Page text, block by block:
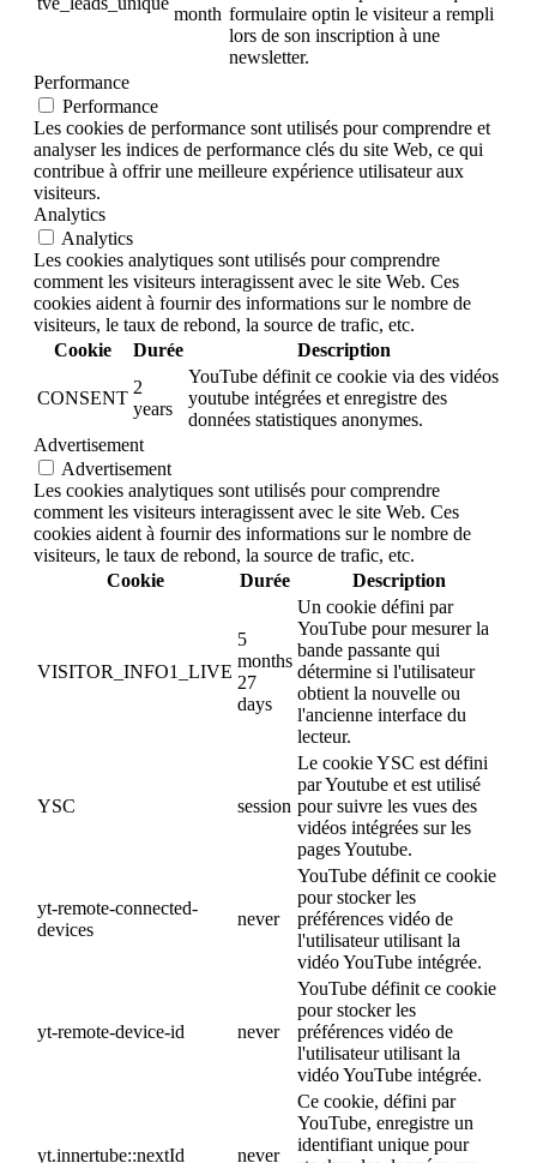
month formulaire optin le visiteur a rempli
lors de son inscription à une
newsletter.
Performance
Performance
Les cookies de performance sont utilisés pour comprendre et
analyser les indices de performance clés du site Web, ce qui
contribue à offrir une meilleure expérience utilisateur aux
visiteurs.
Analytics
Analytics
Les cookies analytiques sont utilisés pour comprendre
comment les visiteurs interagissent avec le site Web. Ces
cookies aident à fournir des informations sur le nombre de
visiteurs, le taux de rebond, la source de trafic, etc.
Cookie
Durée Description
CONSENT
2
years
YouTube définit ce cookie via des vidéos
youtube intégrées et enregistre des
données statistiques anonymes.
Advertisement
Advertisement
Les cookies analytiques sont utilisés pour comprendre
comment les visiteurs interagissent avec le site Web. Ces
cookies aident à fournir des informations sur le nombre de
visiteurs, le taux de rebond, la source de trafic, etc.
Cookie
Durée Description
VISITOR_INFO1_LIVE
5
months
27
days
Un cookie défini par
YouTube pour mesurer la
bande passante qui
détermine si l'utilisateur
obtient la nouvelle ou
l'ancienne interface du
lecteur.
YSC session
Le cookie YSC est défini
par Youtube et est utilisé
pour suivre les vues des
vidéos intégrées sur les
pages Youtube.
yt-remote-connected-
devices
never
YouTube définit ce cookie
pour stocker les
préférences vidéo de
l'utilisateur utilisant la
vidéo YouTube intégrée.
yt-remote-device-id never
YouTube définit ce cookie
pour stocker les
préférences vidéo de
l'utilisateur utilisant la
vidéo YouTube intégrée.
yt.innertube::nextId never
Ce cookie, défini par
YouTube, enregistre un
identifiant unique pour